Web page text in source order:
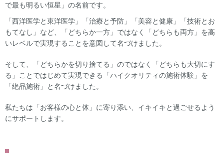
で最も明るい恒星」の名前です。
「西洋医学と東洋医学」「治療と予防」「美容と健康」「技術とお
もてなし」など、「どちらか一方」ではなく「どちらも両方」を高
いレベルで実現することを意図して名づけました。
そして、「どちらかを切り捨てる」のではなく「どちらも大切にす
る」ことではじめて実現できる「ハイクオリティの施術体験」を
「絶品施術」と名づけました。
私たちは「お客様の心と体」に寄り添い、イキイキと過ごせるよう
にサポートします。